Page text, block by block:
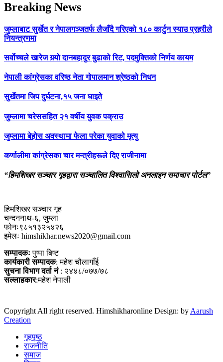
Breaking News
जुम्लाबाट सुर्खेत र नेपालगञ्जतर्फ लैजाँदै गरिएको १८० कार्टुन स्याउ प्रहरीले
नियन्त्रणमा
सर्वोच्चले खारेज गर्‍यो दानबहादुर बुढाको रिट, पदमुक्तिको निर्णय कायम
नेपाली कांग्रेसका वरिष्ठ नेता गोपालमान श्रेष्ठको निधन
सुर्खेतमा जिप दुर्घटना,१५ जना घाइते
जुम्लामा चरेससहित २१ वर्षीय युवक पक्राउ
जुम्लामा बेहोस अवस्थामा फेला परेका युवाको मृत्यु
कर्णालीमा कांग्रेसका चार मन्त्रीहरूले दिए राजीनामा
“हिमशिखर सञ्चार गृहद्वारा सञ्चालित विश्वासिलो अनलाइन समाचार पोर्टल”
हिमशिखर सञ्चार गृह
चन्दननाथ-६, जुम्ला
फोनः९८५१३२५४२६
इमेलः himshikhar.news2020@gmail.com
सम्पादकःपुष्पा बिष्ट
कार्यकारी सम्पादक: महेश चौलागाँई
सुचना विभाग दर्ता नं: २४४८/०७७/७८
सल्लाहकार:महेश नेपाली
Copyright All right reserved. Himshikharonline Design: byAarush
Creation
गृहपृष्ठ
राजनीति
समाज